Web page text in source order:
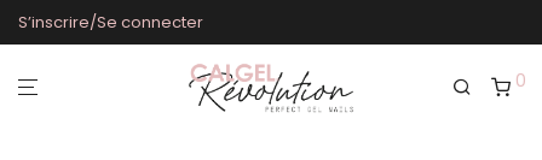
S’inscrire/Se connecter
0